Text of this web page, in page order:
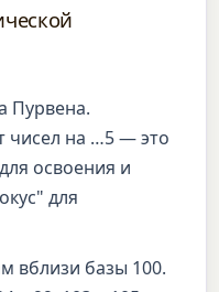
Пурвена.
чисел на …5 — это
освоения и
для
вблизи базы 100.